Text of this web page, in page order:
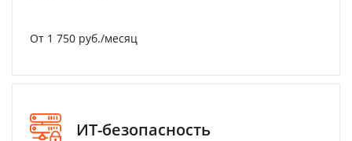
От 1 750 руб./месяц
ИТ-безопасность